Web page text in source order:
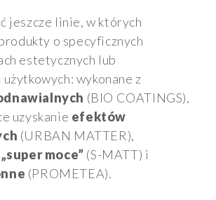
jeszcze linie, w których
o specyficznych
estetycznych lub
wykonane z
(BIO COATINGS),
uzyskanie efektów
(URBAN MATTER),
„super moce” (S-MATT) i
(PROMETEA).